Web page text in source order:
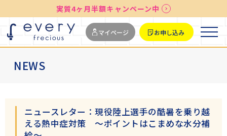
実質4ヶ月半額キャンペーン中
送料無料
最短お届け7日後
マイページ お申し込み
NEWS
ニュースレター：現役陸上選手の酷暑を乗り越
える熱中症対策 ～ポイントはこまめな水分補